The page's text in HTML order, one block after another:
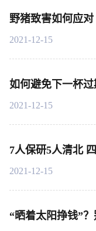
野猪致害如何应对
2021-12-15
如何避免下一杯
2021-12-15
7人保研5人清北
2021-12-15
“晒着太阳挣钱”